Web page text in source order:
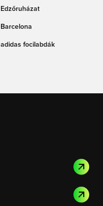
Edzőruházat
Barcelona
adidas focilabdák